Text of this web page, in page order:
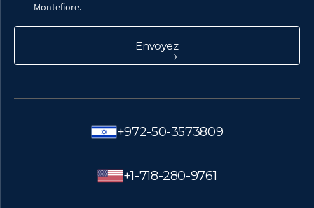
Montefiore.
+972-50-3573809
+1-718-280-9761